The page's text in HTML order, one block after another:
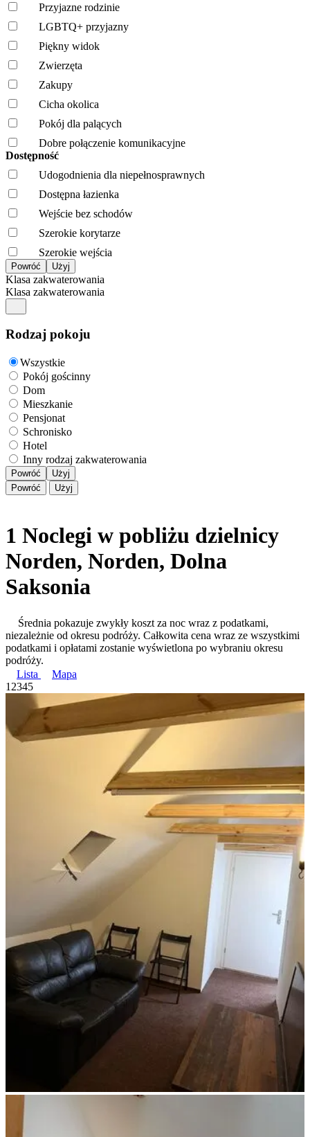
Przyjazne rodzinie
LGBTQ+ przyjazny
Piękny widok
Zwierzęta
Zakupy
Cicha okolica
Pokój dla palących
Dobre połączenie komunikacyjne
Dostępność
Udogodnienia dla niepełnosprawnych
Dostępna łazienka
Wejście bez schodów
Szerokie korytarze
Szerokie wejścia
Klasa zakwaterowania
Klasa zakwaterowania
Rodzaj pokoju
Wszystkie
Pokój gościnny
Dom
Mieszkanie
Pensjonat
Schronisko
Hotel
Inny rodzaj zakwaterowania
Powróć
Użyj
Powróć
Użyj
1 Noclegi w pobliżu dzielnicy
Norden, Norden, Dolna
Saksonia
Średnia pokazuje zwykły koszt za noc wraz z podatkami,
niezależnie od okresu podróży. Całkowita cena wraz ze wszystkimi
podatkami i opłatami zostanie wyświetlona po wybraniu okresu
podróży.
Lista
Mapa
1 2345